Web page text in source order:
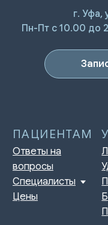
г. Уфа,
Пн-Пт с 10.00 до
Ответы на
Специалисты
Лечение
Брекеты |
Статьи
Контакты
Политика